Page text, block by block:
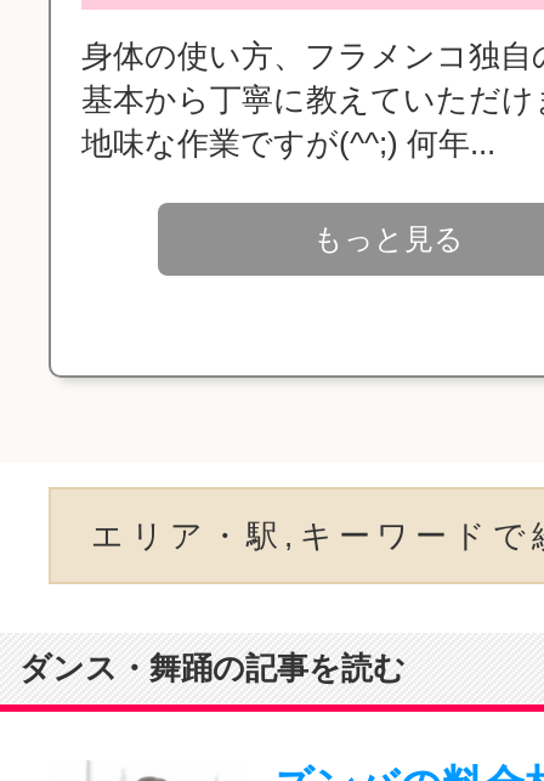
身体の使い方、フラメンコ独自
基本から丁寧に教えていただけ
地味な作業ですが(^^;) 何年...
もっと見る
エリア・駅,キーワードで
ダンス・舞踊の記事を読む